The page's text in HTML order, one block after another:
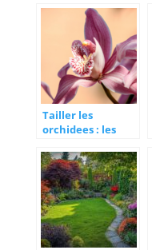
fruitiers a noyaux
Tailler les
orchidees : les
pour une
floraison optimale